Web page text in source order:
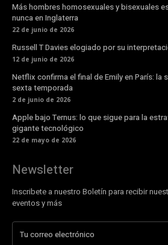
Más hombres homosexuales y bisexuales
nunca en Inglaterra
22 de junio de 2026
Russell T Davies elogiado por su
12 de junio de 2026
Netflix confirma el final de Emily en París: la
sexta temporada
2 de junio de 2026
Apple bajo Ternus: lo que sigue para la
gigante tecnológico
22 de mayo de 2026
Newsletter
Inscribete a nuestro Boletín para recibir
eventos y más